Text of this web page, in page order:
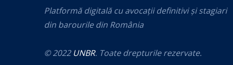
Platformă digitală cu avocații definitivi și stagiari
din barourile din România
© 2022 UNBR. Toate drepturile rezervate.